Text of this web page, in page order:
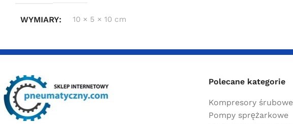
WYMIARY 10 × 5 × 10 cm
Polecane kategorie
Kompresory śrubowe
Pompy sprężarkowe